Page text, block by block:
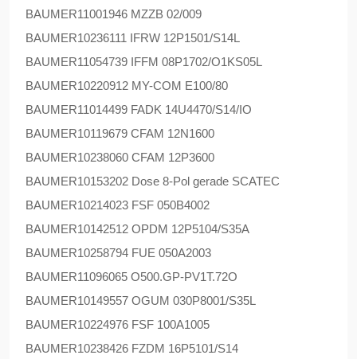
BAUMER11001946 MZZB 02/009
BAUMER10236111 IFRW 12P1501/S14L
BAUMER11054739 IFFM 08P1702/O1KS05L
BAUMER10220912 MY-COM E100/80
BAUMER11014499 FADK 14U4470/S14/IO
BAUMER10119679 CFAM 12N1600
BAUMER10238060 CFAM 12P3600
BAUMER10153202 Dose 8-Pol gerade SCATEC
BAUMER10214023 FSF 050B4002
BAUMER10142512 OPDM 12P5104/S35A
BAUMER10258794 FUE 050A2003
BAUMER11096065 O500.GP-PV1T.72O
BAUMER10149557 OGUM 030P8001/S35L
BAUMER10224976 FSF 100A1005
BAUMER10238426 FZDM 16P5101/S14